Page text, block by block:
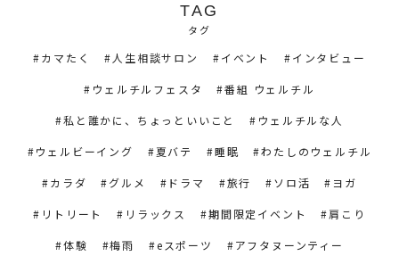
TAG
タグ
カマたく 人生相談サロン イベント インタビュー
ウェルチルフェスタ 番組 ウェルチル
私と誰かに、ちょっといいこと ウェルチルな人
ウェルビーイング 夏バテ 睡眠 わたしのウェルチル
カラダ グルメ ドラマ 旅行 ソロ活 ヨガ
リトリート リラックス 期間限定イベント 肩こり
体験 梅雨 eスポーツ アフタヌーンティー